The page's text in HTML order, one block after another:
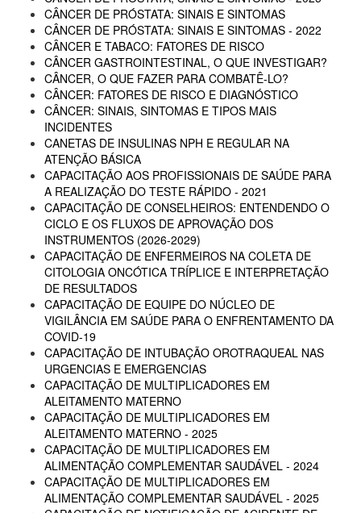
CÂNCER DE PRÓSTATA: SINAIS E SINTOMAS
CÂNCER DE PRÓSTATA: SINAIS E SINTOMAS - 2022
CÂNCER E TABACO: FATORES DE RISCO
CÂNCER GASTROINTESTINAL, O QUE INVESTIGAR?
CÂNCER, O QUE FAZER PARA COMBATÊ-LO?
CÂNCER: FATORES DE RISCO E DIAGNÓSTICO
CÂNCER: SINAIS, SINTOMAS E TIPOS MAIS
INCIDENTES
CANETAS DE INSULINAS NPH E REGULAR NA
ATENÇÃO BÁSICA
CAPACITAÇÃO AOS PROFISSIONAIS DE SAÚDE PARA
A REALIZAÇÃO DO TESTE RÁPIDO - 2021
CAPACITAÇÃO DE CONSELHEIROS: ENTENDENDO O
CICLO E OS FLUXOS DE APROVAÇÃO DOS
INSTRUMENTOS (2026-2029)
CAPACITAÇÃO DE ENFERMEIROS NA COLETA DE
CITOLOGIA ONCÓTICA TRÍPLICE E INTERPRETAÇÃO
DE RESULTADOS
CAPACITAÇÃO DE EQUIPE DO NÚCLEO DE
VIGILÂNCIA EM SAÚDE PARA O ENFRENTAMENTO DA
COVID-19
CAPACITAÇÃO DE INTUBAÇÃO OROTRAQUEAL NAS
URGENCIAS E EMERGENCIAS
CAPACITAÇÃO DE MULTIPLICADORES EM
ALEITAMENTO MATERNO
CAPACITAÇÃO DE MULTIPLICADORES EM
ALEITAMENTO MATERNO - 2025
CAPACITAÇÃO DE MULTIPLICADORES EM
ALIMENTAÇÃO COMPLEMENTAR SAUDÁVEL - 2024
CAPACITAÇÃO DE MULTIPLICADORES EM
ALIMENTAÇÃO COMPLEMENTAR SAUDÁVEL - 2025